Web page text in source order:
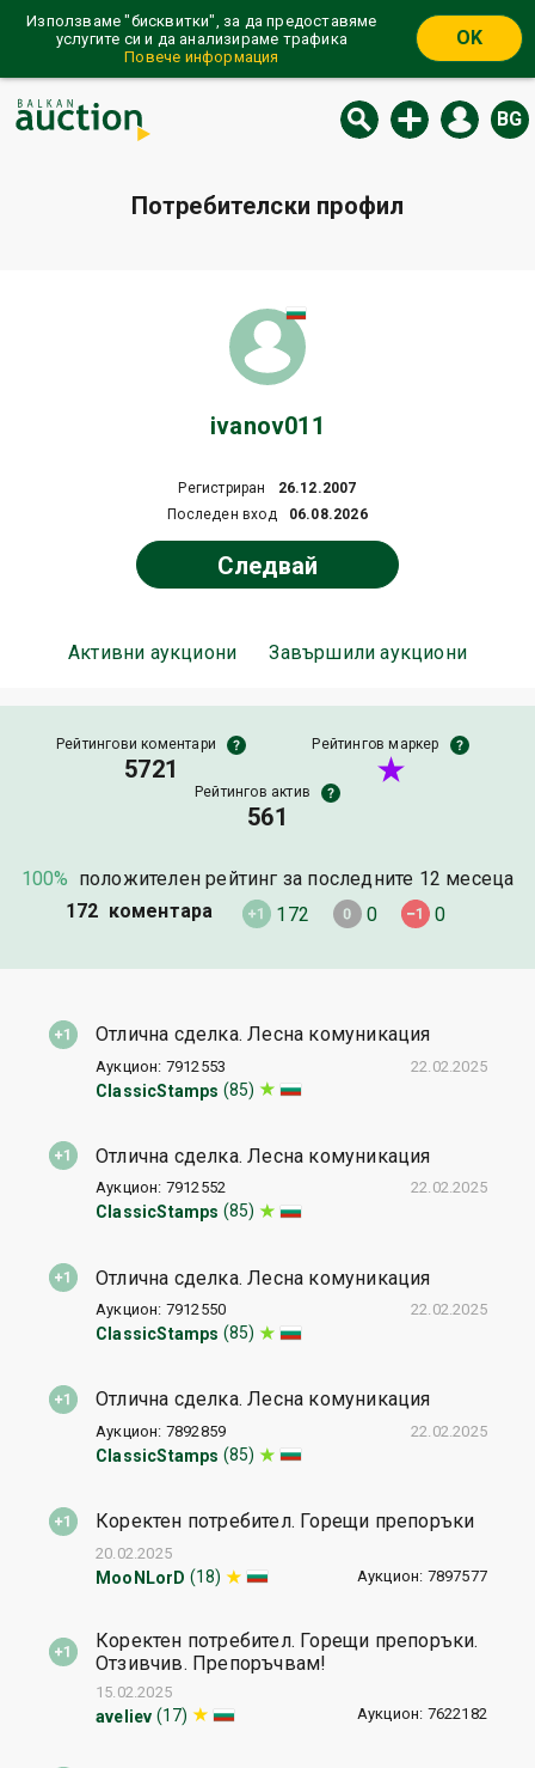
Използваме "бисквитки", за да предоставяме
услугите си и да анализираме трафика
Повече информация
OK
BG
Потребителски профил
ivanov011
Регистриран
26.12.2007
Последен вход
06.08.2026
Следвай
Активни аукциони Завършили аукциони
Рейтингови коментари
5721
Рейтингов маркер
Рейтингов актив
561
100% положителен рейтинг за последните 12 месеца
172 коментара
172 0 0
Отлична сделка. Лесна комуникация
ClassicStamps (85)
Аукцион: 7912553 22.02.2025
Отлична сделка. Лесна комуникация
ClassicStamps (85)
Аукцион: 7912552 22.02.2025
Отлична сделка. Лесна комуникация
ClassicStamps (85)
Аукцион: 7912550 22.02.2025
Отлична сделка. Лесна комуникация
ClassicStamps (85)
Аукцион: 7892859 22.02.2025
Коректен потребител. Горещи препоръки
MooNLorD (18) Аукцион: 7897577
20.02.2025
Коректен потребител. Горещи препоръки.
Отзивчив. Препоръчвам!
aveliev (17) Аукцион: 7622182
15.02.2025